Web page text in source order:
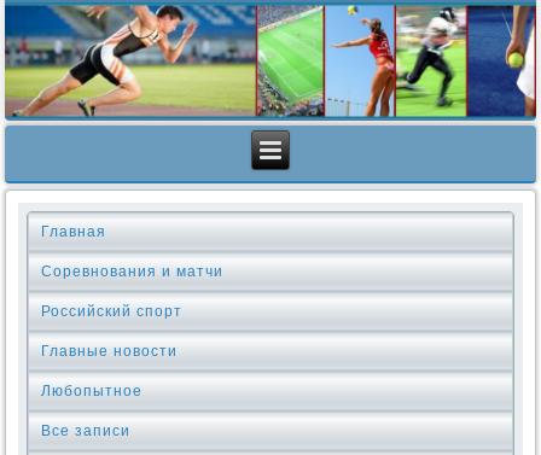
Главная
Соревнования и матчи
Российский спорт
Главные новости
Любопытное
Все записи